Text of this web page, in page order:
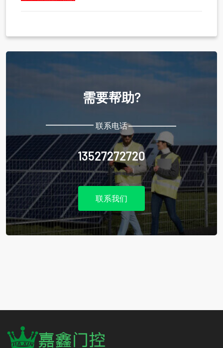
需要帮助?
联系电话
13527272720
联系我们